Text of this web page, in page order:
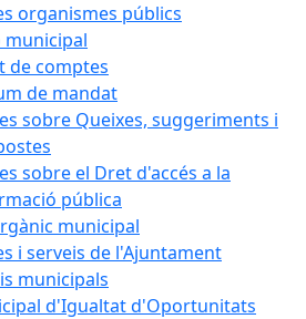
organismes públics
municipal
de comptes
de mandat
sobre Queixes, suggeriments i
sobre el Dret d'accés a la
pública
municipal
i serveis de l'Ajuntament
municipals
d'Igualtat d'Oportunitats